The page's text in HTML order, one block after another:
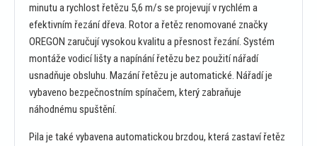
minutu a rychlost řetězu 5,6 m/s se projevují v rychlém a
efektivním řezání dřeva. Rotor a řetěz renomované značky
OREGON zaručují vysokou kvalitu a přesnost řezání. Systém
montáže vodicí lišty a napínání řetězu bez použití nářadí
usnadňuje obsluhu. Mazání řetězu je automatické. Nářadí je
vybaveno bezpečnostním spínačem, který zabraňuje
náhodnému spuštění.
Pila je také vybavena automatickou brzdou, která zastaví řetěz